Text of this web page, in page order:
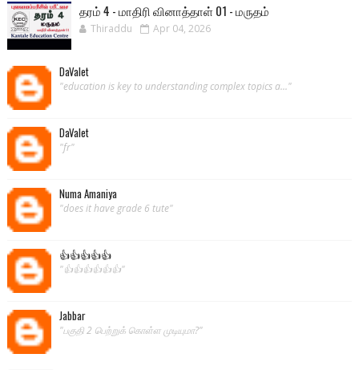
தரம் 4 - மாதிரி வினாத்தாள் 01 - மருதம்
Thiraddu Apr 04, 2026
DaValet
"education is key to understanding complex topics a..."
DaValet
"fr"
Numa Amaniya
"does it have grade 6 tute"
👍👍👍👍👍
"👍👍👍👍👍👍"
Jabbar
"பகுதி 2 பெற்றுக் கொள்ள முடியுமா?"